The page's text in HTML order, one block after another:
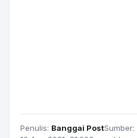
Penulis: Banggai PostSumber: